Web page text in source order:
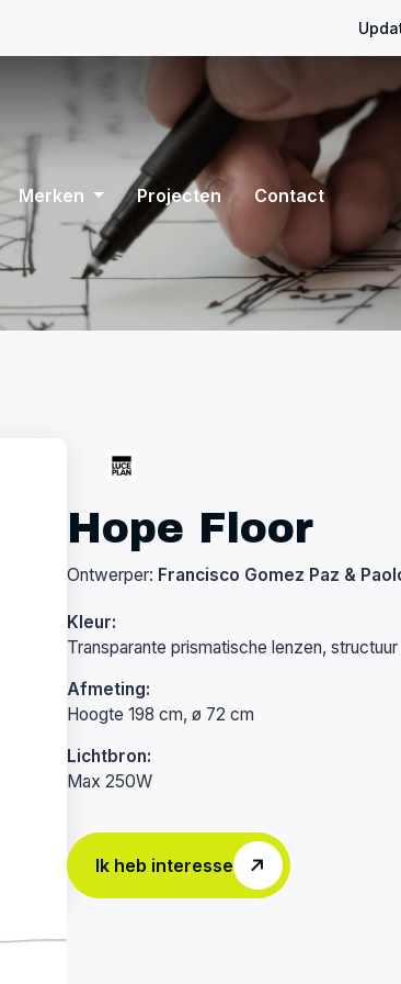
Merken Projecten Contact
Hope Floor
Ontwerper: Francisco Gomez Paz &
Kleur:
Transparante prismatische lenzen, structuur
Afmeting:
Hoogte 198 cm, ø 72 cm
Lichtbron:
Max 250W
Ik heb interesse